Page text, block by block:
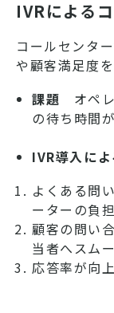
IVRによる
コールセンタ
や顧客満足度
課題 オペ
の待ち時間
IVR導入に
よくある問
ーターの負
顧客の問い
当者へスム
応答率が向